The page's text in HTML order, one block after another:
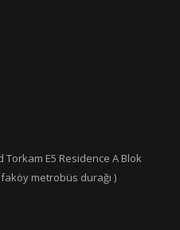
E5 Residence A Blok
metrobüs durağı )